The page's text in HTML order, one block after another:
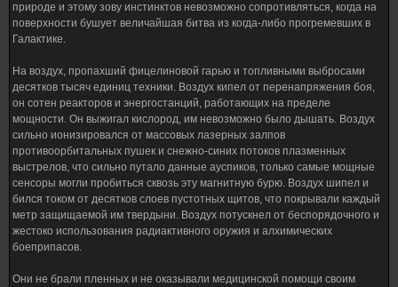
природе и этому зову инстинктов невозможно сопротивляться, когда на
поверхности бушует величайшая битва из когда-либо прогремевших в
Галактике.
На воздух, пропахший фицелиновой гарью и топливными выбросами
десятков тысяч единиц техники. Воздух кипел от перенапряжения боя,
он сотен реакторов и энергостанций, работающих на пределе
мощности. Он выжигал кислород, им невозможно было дышать. Воздух
сильно ионизировался от массовых лазерных залпов
противоорбитальных пушек и снежно-синих потоков плазменных
выстрелов, что сильно путало данные ауспиков, только самые мощные
сенсоры могли пробиться сквозь эту магнитную бурю. Воздух шипел и
бился током от десятков слоев пустотных щитов, что покрывали каждый
метр защищаемой им твердыни. Воздух потускнел от беспорядочного и
жестоко использования радиактивного оружия и алхимических
боеприпасов.
Они не брали пленных и не оказывали медицинской помощи своим